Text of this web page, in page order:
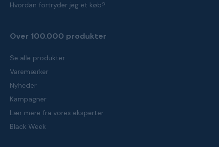
Hvordan fortryder jeg et køb?
Over 100.000 produkter
Se alle produkter
Varemærker
Nyheder
Kampagner
Lær mere fra vores eksperter
Black Week